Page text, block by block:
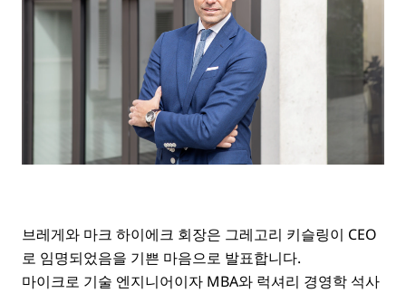
브레게와 마크 하이에크 회장은 그레고리 키슬링이 CEO
로 임명되었음을 기쁜 마음으로 발표합니다.
마이크로 기술 엔지니어이자 MBA와 럭셔리 경영학 석사